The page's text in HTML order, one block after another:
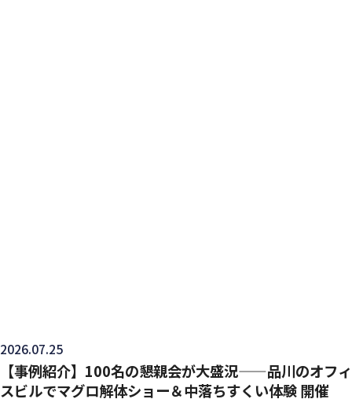
2026.07.25
【事例紹介】100名の懇親会が大盛況——品川のオフィ
スビルでマグロ解体ショー＆中落ちすくい体験 開催